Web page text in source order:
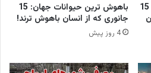
خطرناک ترین جاده های جهان: 15
باهوش ترین حیوانات جهان: 15
جانوری که از انسان باهوش ترند!
4 روز پیش